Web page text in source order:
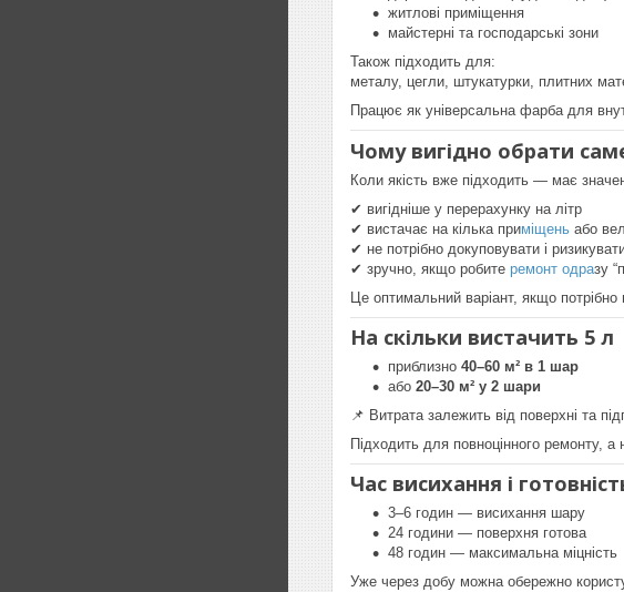
житлові приміщення
майстерні та господарські зони
Також підходить для:
металу, цегли, штукатурки, плитних
Працює як універсальна фарба для
Чому вигідно обрати
Коли якість вже підходить — має
✔ вигідніше у перерахунку на літр
✔ вистачає на кілька приміщень або
✔ не потрібно докуповувати і
✔ зручно, якщо робите ремонт одразу
Це оптимальний варіант, якщо потрібно
На скільки вистачить 5 л
приблизно 40–60 м² в 1 шар
або 20–30 м² у 2 шари
📌 Витрата залежить від поверхні та
Підходить для повноцінного ремонту, а
Час висихання і
3–6 годин — висихання шару
24 години — поверхня готова
48 годин — максимальна міцність
Уже через добу можна обережно